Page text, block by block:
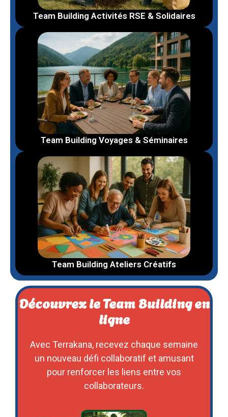
Team Building Activités RSE & Solidaires
Team Building Voyages & Séminaires
Team Building Ateliers Créatifs
Découvrez le Team Building en
ligne
Avec Terrakana, recevez chaque semaine
un nouveau défi collaboratif et amusant
pour renforcer les liens entre vos
collaborateurs.